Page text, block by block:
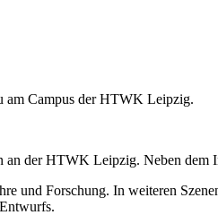
am Campus der HTWK Leipzig.
der HTWK Leipzig. Neben
und Forschung. In weiteren